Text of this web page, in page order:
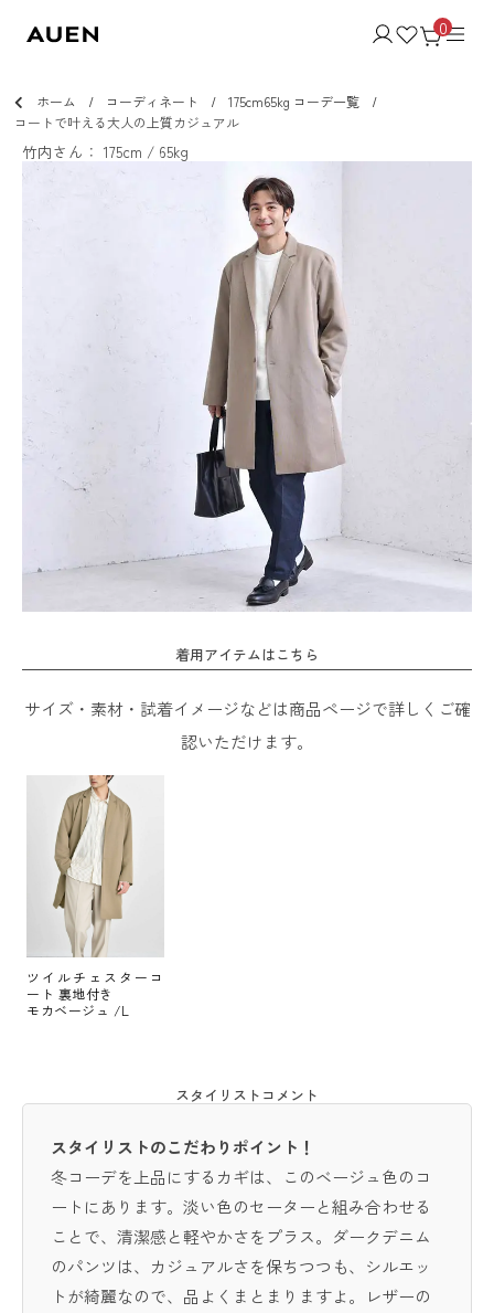
0
ホーム コーディネート
175cm65kg コーデ一覧
コートで叶える大人の上質カジュアル
竹内さん： 175cm / 65kg
着用アイテムはこちら
サイズ・素材・試着イメージなどは商品ページで詳しくご確
認いただけます。
ツイルチェスターコ
ート 裏地付き
モカベージュ /L
スタイリストコメント
スタイリストのこだわりポイント！
冬コーデを上品にするカギは、このベージュ色のコ
ートにあります。淡い色のセーターと組み合わせる
ことで、清潔感と軽やかさをプラス。ダークデニム
のパンツは、カジュアルさを保ちつつも、シルエッ
トが綺麗なので、品よくまとまりますよ。レザーの